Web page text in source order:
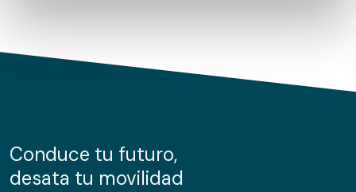
de cookies.
información sobre el uso que haga del sitio web con
nuestros partners de redes sociales, publicidad y análisis
Conduce tu futuro,
desata tu movilidad